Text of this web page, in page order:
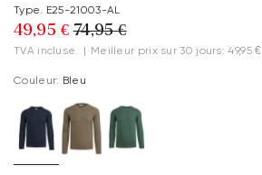
Type. E25-21003-AL
49,95 € 74,95 €
TVA incluse. | Meilleur prix sur 30 jours: 49,95 €
Couleur: Bleu